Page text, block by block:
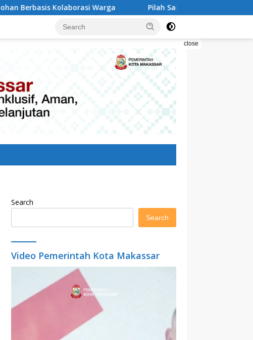
Warga Pilah Sampah Solusi Menyelamatkan Kota
close
Search
Search
Video Pemerintah Kota Makassar